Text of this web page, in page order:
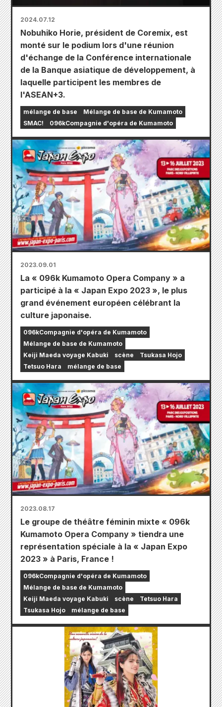
2024.07.12
Nobuhiko Horie, président de Coremix, est
monté sur le podium lors d'une réunion
d'échange de la Conférence internationale
de la Banque asiatique de développement, à
laquelle participent les membres de
l'ASEAN+3.
mélange de base
Mélange de base de Kumamoto
SMAC!
096kCompagnie d'opéra de Kumamoto
2023.09.01
La « 096k Kumamoto Opera Company » a
participé à la « Japan Expo 2023 », le plus
grand événement européen célébrant la
culture japonaise.
096kCompagnie d'opéra de Kumamoto
Mélange de base de Kumamoto
Keiji Maeda voyage Kabuki
scène
Tsukasa Hojo
Tetsuo Hara
mélange de base
2023.08.17
Le groupe de théâtre féminin mixte « 096k
Kumamoto Opera Company » tiendra une
représentation spéciale à la « Japan Expo
2023 » à Paris, France !
096kCompagnie d'opéra de Kumamoto
Mélange de base de Kumamoto
Keiji Maeda voyage Kabuki
scène
Tetsuo Hara
Tsukasa Hojo
mélange de base